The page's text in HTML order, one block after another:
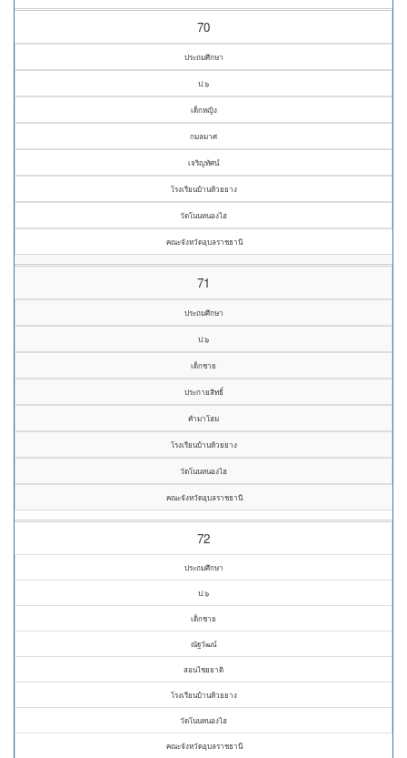
70
ประถมศึกษา
ป.๖
เด็กหญิง
กมลมาศ
เจริญทัศน์
โรงเรียนบ้านห้วยยาง
วัดโนนหนองไฮ
คณะจังหวัดอุบลราชธานี
71
ประถมศึกษา
ป.๖
เด็กชาย
ประกายสิทธิ์
คำมาโฮม
โรงเรียนบ้านห้วยยาง
วัดโนนหนองไฮ
คณะจังหวัดอุบลราชธานี
72
ประถมศึกษา
ป.๖
เด็กชาย
ณัฐวัฒน์
สอนไชยยาติ
โรงเรียนบ้านห้วยยาง
วัดโนนหนองไฮ
คณะจังหวัดอุบลราชธานี